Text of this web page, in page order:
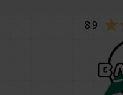
8.9